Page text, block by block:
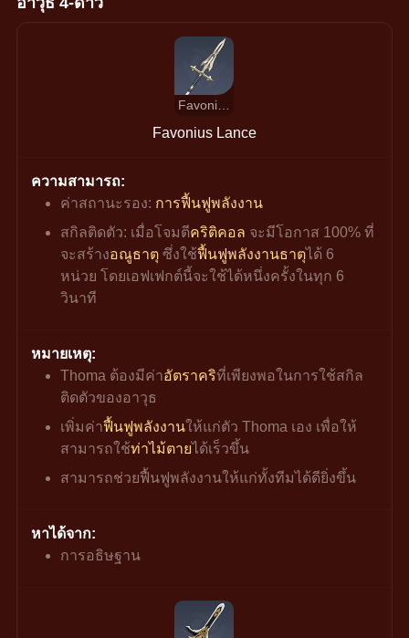
Favonius Lance
Favonius Lance
ความสามารถ:
ค่าสถานะรอง: การฟื้นฟูพลังงาน
สกิลติดตัว: เมื่อโจมตีคริติคอล จะมีโอกาส 100% ที่
จะสร้างอณูธาตุ ซึ่งใช้ฟื้นฟูพลังงานธาตุได้ 6
หน่วย โดยเอฟเฟกต์นี้จะใช้ได้หนึ่งครั้งในทุก 6
วินาที
หมายเหตุ:
Thoma ต้องมีค่าอัตราคริที่เพียงพอในการใช้สกิล
ติดตัวของอาวุธ
เพิ่มค่าฟื้นฟูพลังงานให้แก่ตัว Thoma เอง เพื่อให้
สามารถใช้ท่าไม้ตายได้เร็วขึ้น
สามารถช่วยฟื้นฟูพลังงานให้แก่ทั้งทีมได้ดียิ่งขึ้น
หาได้จาก:
การอธิษฐาน